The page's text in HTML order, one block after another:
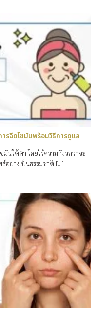
ารฉีดไขมันพร้อมวิธีการดูแล
นใต้ตา โดยไร้ความกังวลว่าจะ
อย่างเป็นธรรมชาติ [...]